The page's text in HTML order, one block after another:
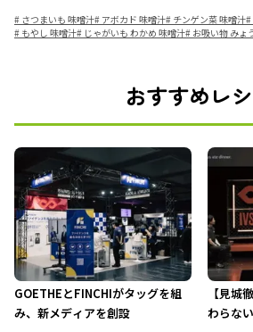
# さつまいも 味噌汁# アボカド 味噌汁# チンゲン菜 味噌汁#
# もやし 味噌汁# じゃがいも わかめ 味噌汁# お吸い物 みょ
おすすめレ
GOETHEとFINCHIがタッグを組
み、新メディアを創設
【見城
わらな